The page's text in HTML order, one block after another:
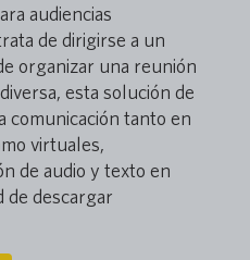
audiencias
de dirigirse a un
organizar una reunión
esta solución de
comunicación tanto en
virtuales,
de audio y texto en
de descargar